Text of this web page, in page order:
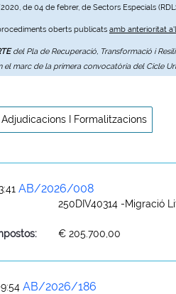
de 04 de febrer, de Sectors Especials
oberts publicats amb anterioritat
del Pla de Recuperació, Transformació i
el marc de la primera convocatòria del Cicle
Adjudicacions I Formalitzacions
AB/2026/008
250DIV40314 -Migració
€ 205.700,00
AB/2026/186